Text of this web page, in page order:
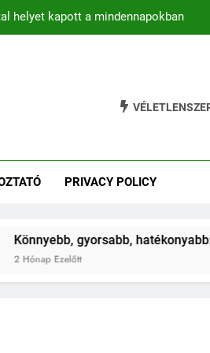
helyet kapott a mindennapokban
gyakorlat feszesebb lábakért
mountain bike-ok 2026-ban
PRIVACY POLICY
gyorsabb, hatékonyabb:
Ezelőtt